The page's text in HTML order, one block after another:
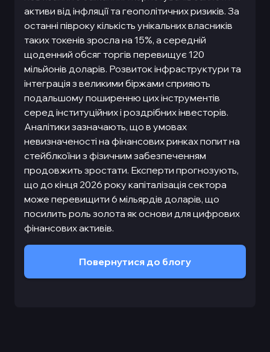
активи від інфляції та геополітичних ризиків. За
останні півроку кількість унікальних власників
таких токенів зросла на 15%, а середній
щоденний обсяг торгів перевищує 120
мільйонів доларів. Розвиток інфраструктури та
інтеграція з великими біржами сприяють
подальшому поширенню цих інструментів
серед інституційних і роздрібних інвесторів.
Аналітики зазначають, що в умовах
невизначеності на фінансових ринках попит на
стейблкоїни з фізичним забезпеченням
продовжить зростати. Експерти прогнозують,
що до кінця 2026 року капіталізація сектора
може перевищити 6 мільярдів доларів, що
посилить роль золота як основи для цифрових
фінансових активів.
Повернутися до блогу